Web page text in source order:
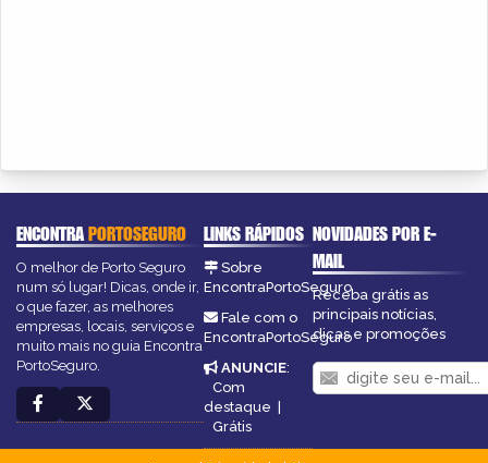
ENCONTRAPORTOSEGURO
O melhor de Porto Seguro
num só lugar! Dicas, onde ir,
o que fazer, as melhores
empresas, locais, serviços e
muito mais no guia Encontra
PortoSeguro.
LINKS RÁPIDOS
Sobre
EncontraPortoSeguro
Fale com o
EncontraPortoSeguro
ANUNCIE:
Com
destaque |
Grátis
NOVIDADES POR E-
MAIL
Receba grátis as
principais notícias,
dicas e promoções